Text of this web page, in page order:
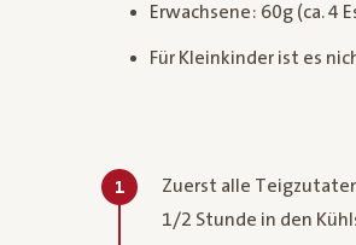
Erwachsene: 60g (ca. 4
Für Kleinkinder ist es
1
Zuerst alle
1/2 Stunde in den